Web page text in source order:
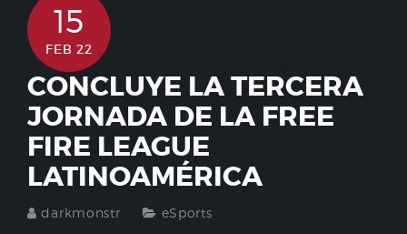
15
FEB 22
CONCLUYE LA TERCERA
JORNADA DE LA FREE
FIRE LEAGUE
LATINOAMÉRICA
darkmonstr eSports